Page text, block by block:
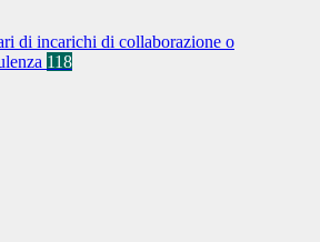
di incarichi di collaborazione o
118